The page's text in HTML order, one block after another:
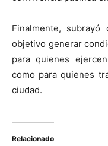
Finalmente,
objetivo generar
para quienes
como para quienes
ciudad.
Relacionado